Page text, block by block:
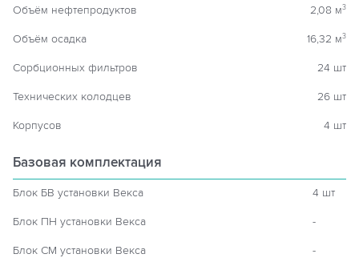
Объём нефтепродуктов 2,08 м3
Объём осадка 16,32 м3
Сорбционных фильтров 24 шт
Технических колодцев 26 шт
Корпусов 4 шт
Базовая комплектация
Блок БВ установки Векса 4 шт
Блок ПН установки Векса -
Блок СМ установки Векса -